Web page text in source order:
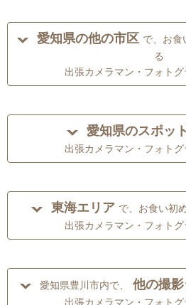
愛知県の他の市区 で、お食
る
出張カメラマン・フォト
愛知県のスポット
出張カメラマン・フォト
東海エリア で、お食い初
出張カメラマン・フォト
愛知県豊川市内で、 他の撮
出張カメラマン・フォト